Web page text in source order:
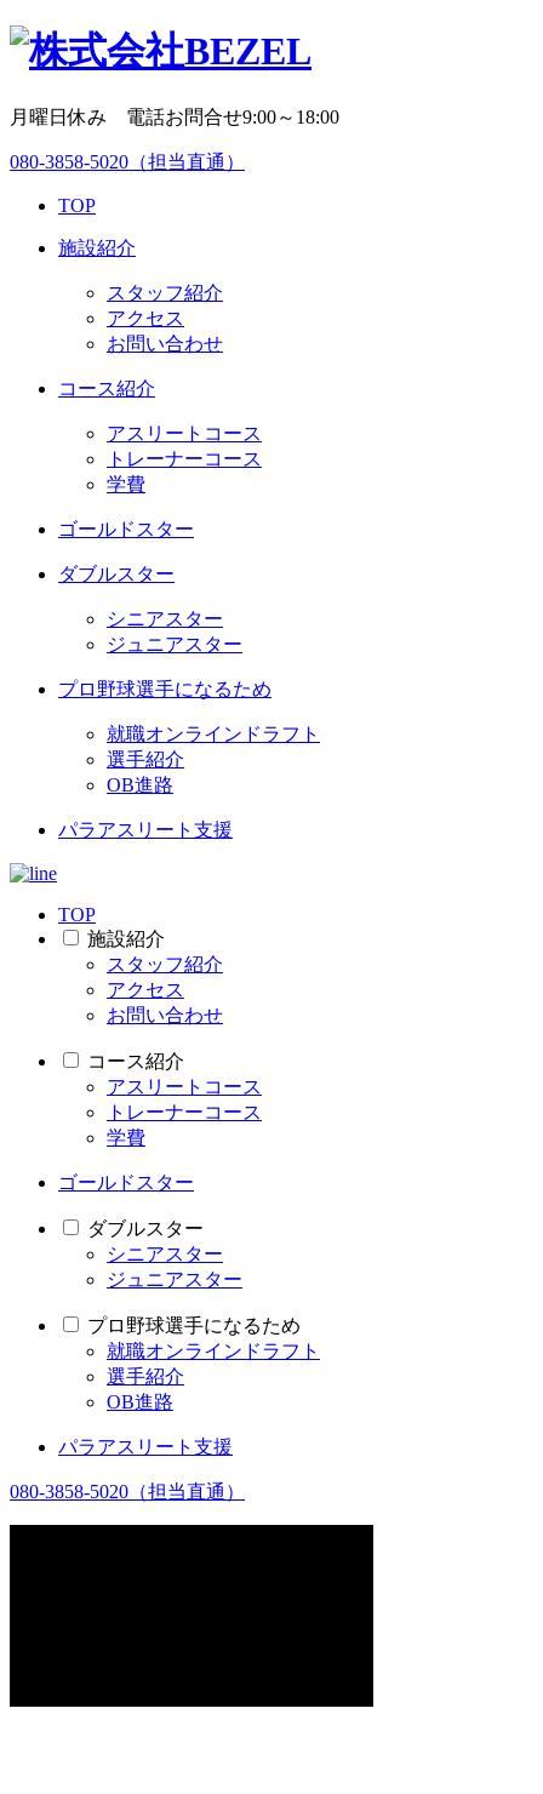
月曜日休み 電話お問合せ9:00～18:00
080-3858-5020 （担当直通）
TOP
施設紹介
スタッフ紹介
アクセス
お問い合わせ
コース紹介
アスリートコース
トレーナーコース
学費
ゴールドスター
ダブルスター
シニアスター
ジュニアスター
プロ野球選手になるため
就職オンラインドラフト
選手紹介
OB進路
パラアスリート支援
TOP
施設紹介
スタッフ紹介
アクセス
お問い合わせ
コース紹介
アスリートコース
トレーナーコース
学費
ゴールドスター
ダブルスター
シニアスター
ジュニアスター
プロ野球選手になるため
就職オンラインドラフト
選手紹介
OB進路
パラアスリート支援
080-3858-5020 （担当直通）